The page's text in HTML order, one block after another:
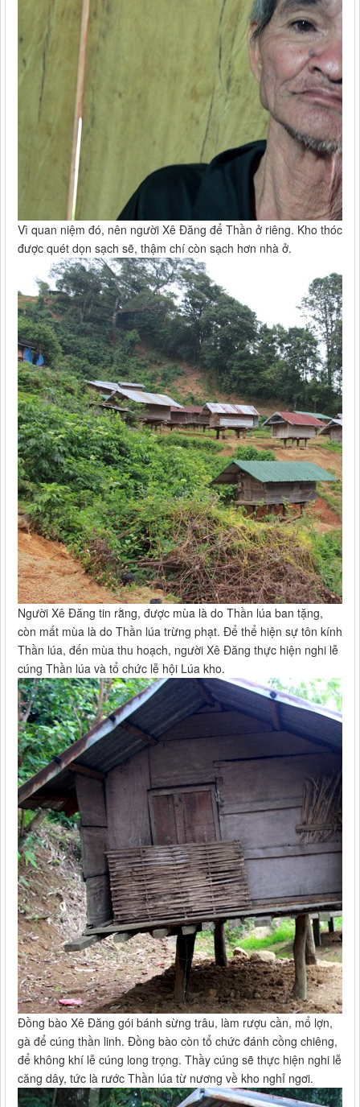
Vì quan niệm đó, nên người Xê Đăng để Thần ở riêng. Kho thóc
được quét dọn sạch sẽ, thậm chí còn sạch hơn nhà ở.
Người Xê Đăng tin rằng, được mùa là do Thần lúa ban tặng,
còn mất mùa là do Thần lúa trừng phạt. Để thể hiện sự tôn kính
Thần lúa, đến mùa thu hoạch, người Xê Đăng thực hiện nghi lễ
cúng Thần lúa và tổ chức lễ hội Lúa kho.
Đồng bào Xê Đăng gói bánh sừng trâu, làm rượu cần, mổ lợn,
gà để cúng thần linh. Đồng bào còn tổ chức đánh cồng chiêng,
để không khí lễ cúng long trọng. Thầy cúng sẽ thực hiện nghi lễ
căng dây, tức là rước Thần lúa từ nương về kho nghỉ ngơi.